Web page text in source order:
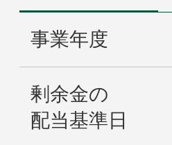
事業年度
剰余金の
配当基準日